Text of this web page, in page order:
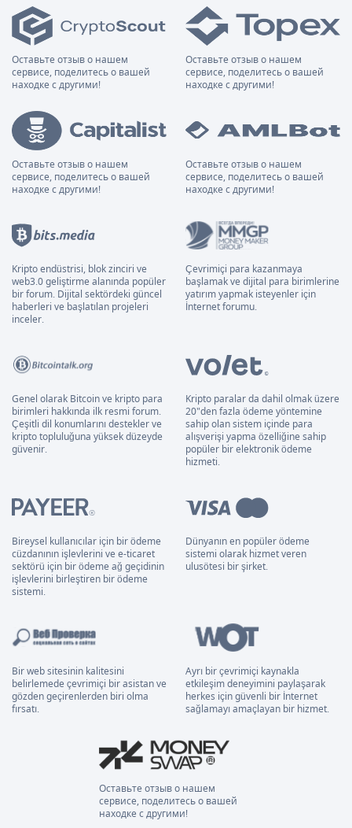
Оставьте отзыв о нашем
сервисе, поделитесь о вашей
находке с другими!
Оставьте отзыв о нашем
сервисе, поделитесь о вашей
находке с другими!
Оставьте отзыв о нашем
сервисе, поделитесь о вашей
находке с другими!
Оставьте отзыв о нашем
сервисе, поделитесь о вашей
находке с другими!
Kripto endüstrisi, blok zinciri ve
web3.0 geliştirme alanında popüler
bir forum. Dijital sektördeki güncel
haberleri ve başlatılan projeleri
inceler.
Çevrimiçi para kazanmaya
başlamak ve dijital para birimlerine
yatırım yapmak isteyenler için
İnternet forumu.
Genel olarak Bitcoin ve kripto para
birimleri hakkında ilk resmi forum.
Çeşitli dil konumlarını destekler ve
kripto topluluğuna yüksek düzeyde
güvenir.
Kripto paralar da dahil olmak üzere
20"den fazla ödeme yöntemine
sahip olan sistem içinde para
alışverişi yapma özelliğine sahip
popüler bir elektronik ödeme
hizmeti.
Bireysel kullanıcılar için bir ödeme
cüzdanının işlevlerini ve e-ticaret
sektörü için bir ödeme ağ geçidinin
işlevlerini birleştiren bir ödeme
sistemi.
Dünyanın en popüler ödeme
sistemi olarak hizmet veren
ulusötesi bir şirket.
Bir web sitesinin kalitesini
belirlemede çevrimiçi bir asistan ve
gözden geçirenlerden biri olma
fırsatı.
Ayrı bir çevrimiçi kaynakla
etkileşim deneyimini paylaşarak
herkes için güvenli bir İnternet
sağlamayı amaçlayan bir hizmet.
Оставьте отзыв о нашем
сервисе, поделитесь о вашей
находке с другими!